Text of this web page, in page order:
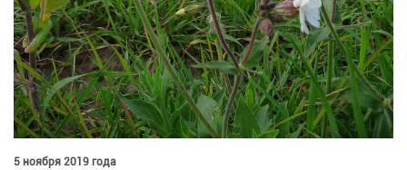
5 ноября 2019 года